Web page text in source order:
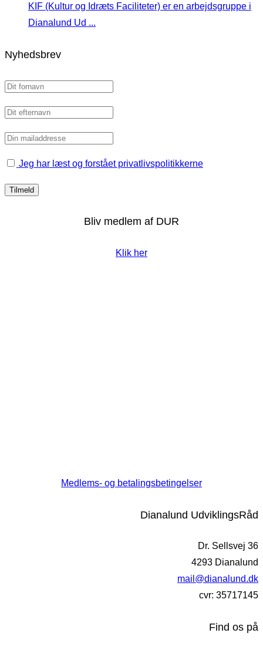
KIF (Kultur og Idræts Faciliteter) er en arbejdsgruppe i
Dianalund Ud ...
Nyhedsbrev
Jeg har læst og forstået privatlivspolitikkerne
Bliv medlem af DUR
Klik her
Medlems- og betalingsbetingelser
Dianalund UdviklingsRåd
Dr. Sellsvej 36
4293 Dianalund
mail@dianalund.dk
cvr: 35717145
Find os på